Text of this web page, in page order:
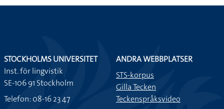
STOCKHOLMS UNIVERSITET
Inst. för lingvistik
SE-106 91 Stockholm
Telefon: 08-16 23 47
ANDRA WEBBPLATSER
STS-korpus
Gilla Tecken
Teckenspråksvideo